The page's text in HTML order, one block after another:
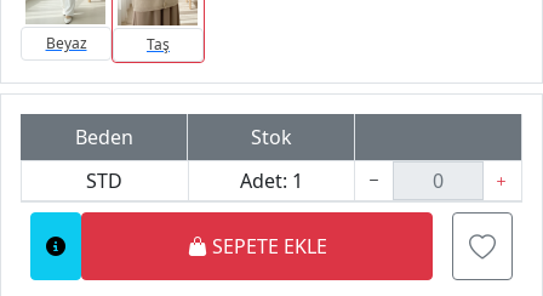
Beyaz Taş
Beden
Stok
STD
Adet: 1
SEPETE EKLE